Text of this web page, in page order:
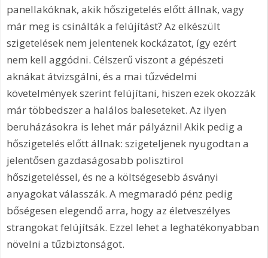
panellakóknak, akik hőszigetelés előtt állnak, vagy
már meg is csinálták a felújítást? Az elkészült
szigetelések nem jelentenek kockázatot, így ezért
nem kell aggódni. Célszerű viszont a gépészeti
aknákat átvizsgálni, és a mai tűzvédelmi
követelmények szerint felújítani, hiszen ezek okozzák
már többedszer a halálos baleseteket. Az ilyen
beruházásokra is lehet már pályázni! Akik pedig a
hőszigetelés előtt állnak: szigeteljenek nyugodtan a
jelentősen gazdaságosabb polisztirol
hőszigeteléssel, és ne a költségesebb ásványi
anyagokat válasszák. A megmaradó pénz pedig
bőségesen elegendő arra, hogy az életveszélyes
strangokat felújítsák. Ezzel lehet a leghatékonyabban
növelni a tűzbiztonságot.